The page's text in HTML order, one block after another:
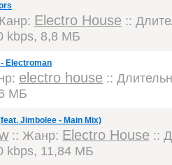
Electro House ::
kbps, 8,8 МБ
Electroman
electro house ::
МБ
Jimbolee - Main Mix)
:: Жанр: Electro House ::
kbps, 11,84 МБ